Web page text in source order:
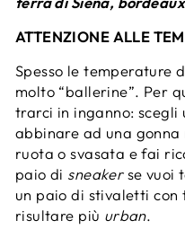
ATTENZIONE ALLE
Spesso le temperature
molto “ballerine”. Per
trarci in inganno: scegli
abbinare ad una
ruota o svasata e fai
paio di sneakerse vuoi
un paio di stivaletti con
risultare più urban.